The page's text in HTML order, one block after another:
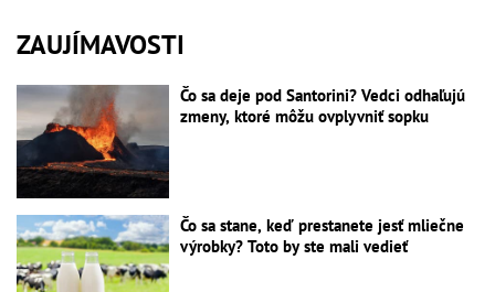
ZAUJÍMAVOSTI
Čo sa deje pod Santorini? Vedci odhaľujú
zmeny, ktoré môžu ovplyvniť sopku
Čo sa stane, keď prestanete jesť mliečne
výrobky? Toto by ste mali vedieť